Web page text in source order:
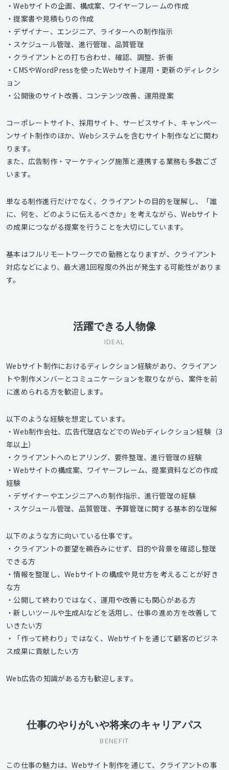
・Webサイトの企画、構成案、ワイヤーフレームの作成
・提案書や見積もりの作成
・デザイナー、エンジニア、ライターへの制作指示
・スケジュール管理、進行管理、品質管理
・クライアントとの打ち合わせ、確認、調整、折衝
・CMSやWordPressを使ったWebサイト運用・更新のディレクシ
ョン
・公開後のサイト改善、コンテンツ改善、運用提案
コーポレートサイト、採用サイト、サービスサイト、キャンペー
ンサイト制作のほか、Webシステムを含むサイト制作などに関わ
ります。
また、広告制作・マーケティング施策と連携する業務も多数ござ
います。
単なる制作進行だけでなく、クライアントの目的を理解し、「誰
に、何を、どのように伝えるべきか」を考えながら、Webサイト
の成果につながる提案を行うことを大切にしています。
基本はフルリモートワークでの勤務となりますが、クライアント
対応などにより、最大週1回程度の外出が発生する可能性がありま
す。
活躍できる人物像
IDEAL
Webサイト制作におけるディレクション経験があり、クライアン
トや制作メンバーとコミュニケーションを取りながら、案件を前
に進められる方を歓迎します。
以下のような経験を想定しています。
・Web制作会社、広告代理店などでのWebディレクション経験（3
年以上）
・クライアントへのヒアリング、要件整理、進行管理の経験
・Webサイトの構成案、ワイヤーフレーム、提案資料などの作成
経験
・デザイナーやエンジニアへの制作指示、進行管理の経験
・スケジュール管理、品質管理、予算管理に関する基本的な理解
以下のような方に向いている仕事です。
・クライアントの要望を鵜呑みにせず、目的や背景を確認し整理
できる方
・情報を整理し、Webサイトの構成や見せ方を考えることが好き
な方
・公開して終わりではなく、運用や改善にも関心がある方
・新しいツールや生成AIなどを活用し、仕事の進め方を改善して
いきたい方
・「作って終わり」ではなく、Webサイトを通じて顧客のビジネ
ス成果に貢献したい方
Web広告の知識がある方も歓迎します。
仕事のやりがいや将来のキャリアパス
BENEFIT
この仕事の魅力は、Webサイト制作を通じて、クライアントの事